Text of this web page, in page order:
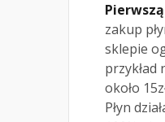
zakup
sklepie
przykład
około
Płyn